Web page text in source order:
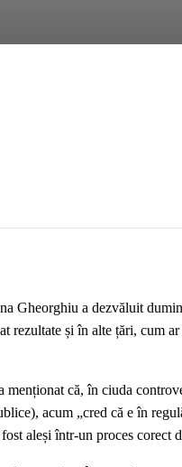
Gheorghiu a dezvăluit
rezultate și în alte țări, cum
menționat că, în ciuda
acum „cred că e în
aleși într-un proces corect